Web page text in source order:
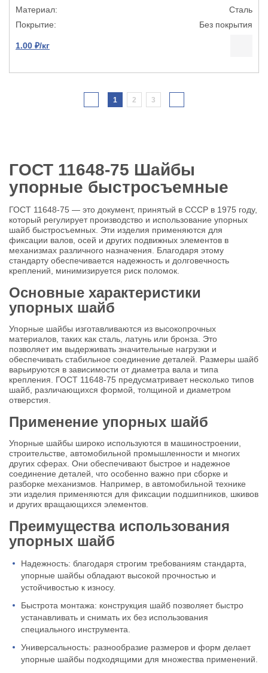
Сталь
Без покрытия
1.00 ₽/кг
1 2 3
ГОСТ 11648-75 Шайбы
упорные быстросъемные
ГОСТ 11648-75 — это документ, принятый в СССР в 1975 году,
который регулирует производство и использование упорных
шайб быстросъемных. Эти изделия применяются для
фиксации валов, осей и других подвижных элементов в
механизмах различного назначения. Благодаря этому
стандарту обеспечивается надежность и долговечность
креплений, минимизируется риск поломок.
Основные характеристики
упорных шайб
Упорные шайбы изготавливаются из высокопрочных
материалов, таких как сталь, латунь или бронза. Это
позволяет им выдерживать значительные нагрузки и
обеспечивать стабильное соединение деталей. Размеры шайб
варьируются в зависимости от диаметра вала и типа
крепления. ГОСТ 11648-75 предусматривает несколько типов
шайб, различающихся формой, толщиной и диаметром
отверстия.
Применение упорных шайб
Упорные шайбы широко используются в машиностроении,
строительстве, автомобильной промышленности и многих
других сферах. Они обеспечивают быстрое и надежное
соединение деталей, что особенно важно при сборке и
разборке механизмов. Например, в автомобильной технике
эти изделия применяются для фиксации подшипников, шкивов
и других вращающихся элементов.
Преимущества использования
упорных шайб
Надежность: благодаря строгим требованиям стандарта,
упорные шайбы обладают высокой прочностью и
устойчивостью к износу.
Быстрота монтажа: конструкция шайб позволяет быстро
устанавливать и снимать их без использования
специального инструмента.
Универсальность: разнообразие размеров и форм делает
упорные шайбы подходящими для множества применений.